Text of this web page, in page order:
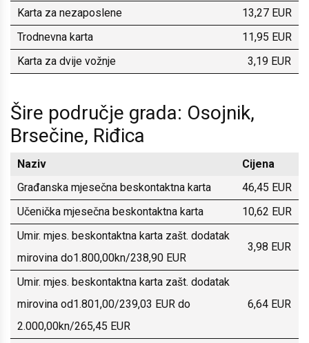
Karta za nezaposlene
13,27 EUR
Trodnevna karta
11,95 EUR
Karta za dvije vožnje
3,19 EUR
Šire područje grada: Osojnik,
Brsečine, Riđica
Naziv
Cijena
Građanska mjesečna beskontaktna karta
46,45 EUR
Učenička mjesečna beskontaktna karta
10,62 EUR
Umir. mjes. beskontaktna karta zašt. dodatak
mirovina do1.800,00kn/238,90 EUR
3,98 EUR
Umir. mjes. beskontaktna karta zašt. dodatak
mirovina od1.801,00/239,03 EUR do
2.000,00kn/265,45 EUR
6,64 EUR